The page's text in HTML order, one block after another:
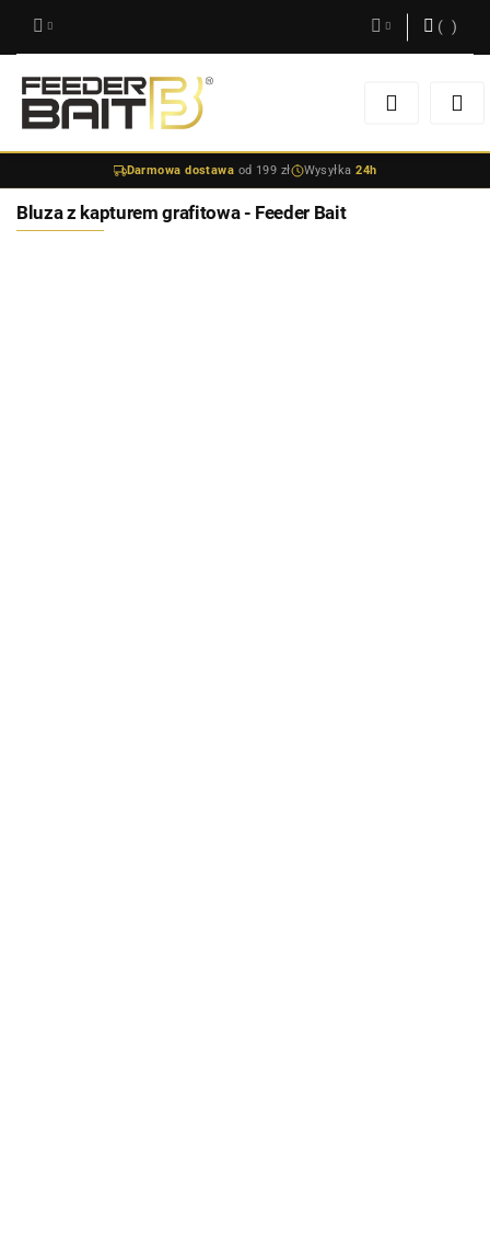
Zarejestruj się
Dodaj zgłoszenie
( )
Darmowa dostawa od 199 zł Wysyłka24h
Bluza z kapturem grafitowa - Feeder Bait